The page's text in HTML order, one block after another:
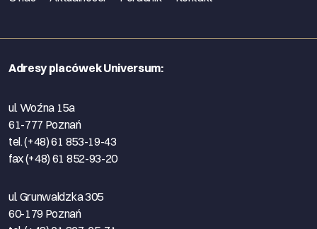
Adresy placówek Universum:
ul. Woźna 15a
61-777 Poznań
tel. (+48) 61 853-19-43
fax (+48) 61 852-93-20
ul. Grunwaldzka 305
60-179 Poznań